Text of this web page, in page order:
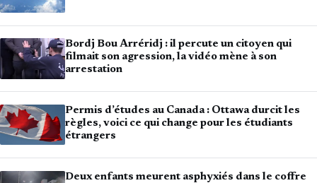
Bordj Bou Arréridj : il percute un citoyen qui
filmait son agression, la vidéo mène à son
arrestation
Permis d’études au Canada : Ottawa durcit les
règles, voici ce qui change pour les étudiants
étrangers
Deux enfants meurent asphyxiés dans le coffre